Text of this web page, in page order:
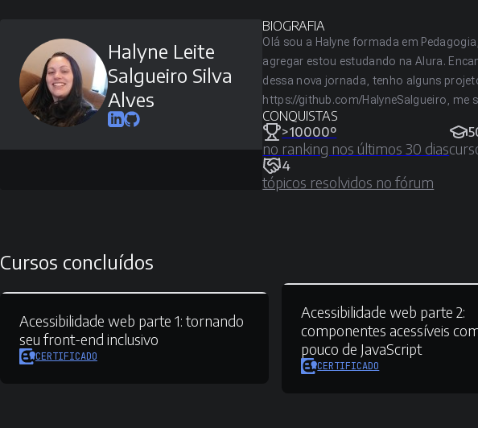
Halyne Leite
Salgueiro Silva
Alves
BIOGRAFIA
Olá sou a Halyne formada em
agregar estou estudando na Alura.
dessa nova jornada, tenho alguns
https://github.com/HalyneSalgueiro, me
CONQUISTAS
>10000º
no ranking nos últimos 30 dias
4
tópicos resolvidos no fórum
Cursos concluídos
Acessibilidade web parte 1:tornando
seu front-end inclusivo
CERTIFICADO
Acessibilidade web parte 2:
componentes acessíveis
pouco de JavaScript
CERTIFICADO